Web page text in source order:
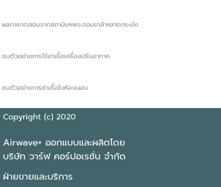
ผลการทดสอบจากสถาบันฯพระจอมเกล้าฯลาดกระบัง
ชมตัวอย่างการใช้ฆ่าเชื้อเครื่องปรับอากาศ
ชมตัวอย่างการซ่าเชื้อในห้องนอน
Copyright (c) 2020
Airwave+ ออกแบบและผลิตโดย
บริษัท วาร์ฟ คอร์ปอเรชั่น จำกัด
ฝ่ายขายและบริการ